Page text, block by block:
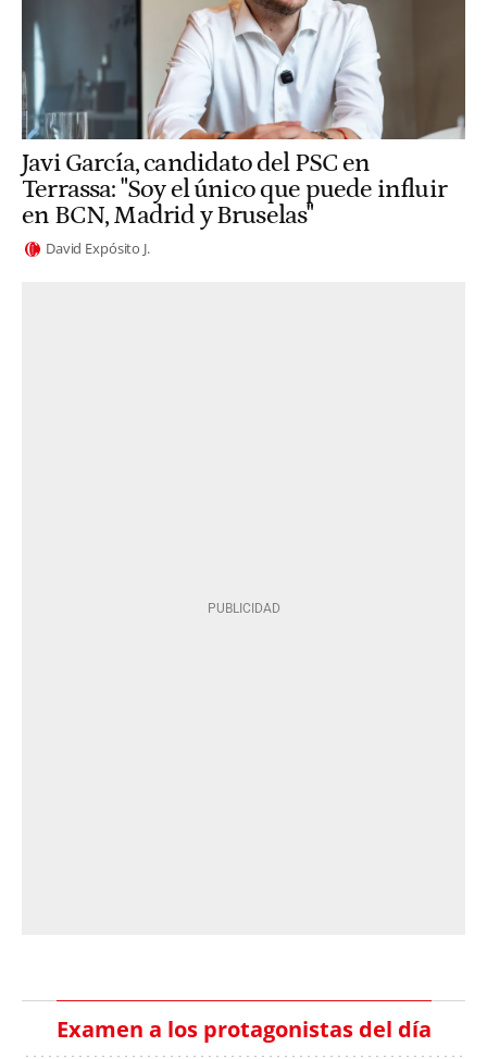
Javi García, candidato del PSC en
Terrassa: "Soy el único que puede influir
en BCN, Madrid y Bruselas"
David Expósito J.
Examen a los protagonistas del día